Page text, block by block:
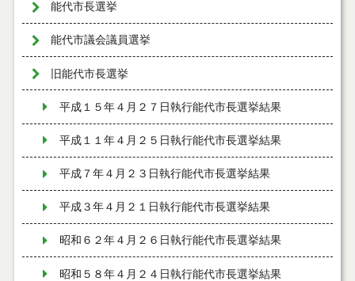
能代市長選挙
能代市議会議員選挙
旧能代市長選挙
平成１５年４月２７日執行能代市長選挙結果
平成１１年４月２５日執行能代市長選挙結果
平成７年４月２３日執行能代市長選挙結果
平成３年４月２１日執行能代市長選挙結果
昭和６２年４月２６日執行能代市長選挙結果
昭和５８年４月２４日執行能代市長選挙結果